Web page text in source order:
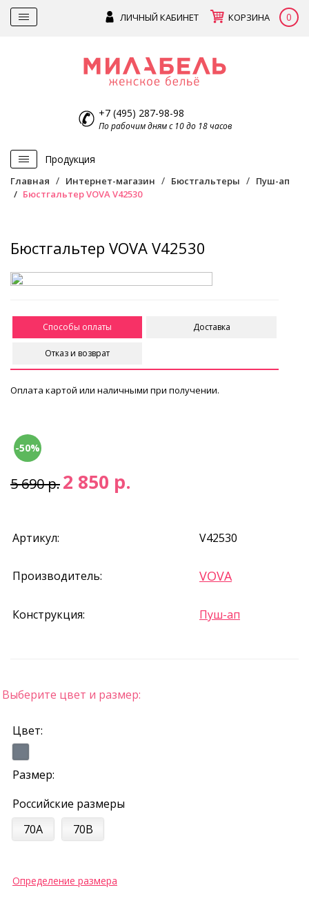
ЛИЧНЫЙ КАБИНЕТ КОРЗИНА 0
+7 (495) 287-98-98
По рабочим дням с 10 до 18 часов
Продукция
Главная Интернет-магазин Бюстгальтеры
Пуш-ап
Бюстгальтер VOVA V42530
Бюстгальтер VOVA V42530
Способы оплаты Доставка
Отказ и возврат
Оплата картой или наличными при получении.
-50%
5 690 р.2 850 р.
Артикул: V42530
Производитель: VOVA
Конструкция: Пуш-ап
Выберите цвет и размер:
Цвет:
Размер:
Российские размеры
70A
70B
Определение размера